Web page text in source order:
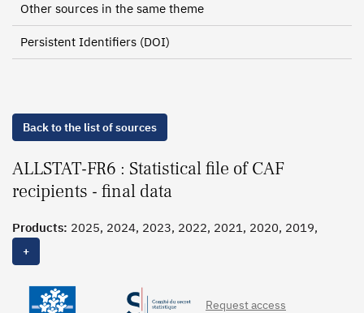
Other sources in the same theme
Persistent Identifiers (DOI)
Back to the list of sources
ALLSTAT-FR6 : Statistical file of CAF
recipients - final data
Products: 2025, 2024, 2023, 2022, 2021, 2020, 2019,
2018,
+
Request access